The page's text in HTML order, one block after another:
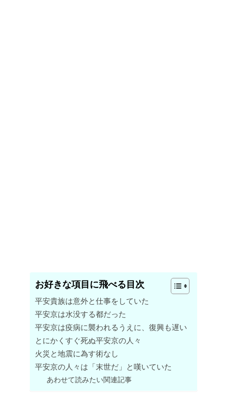
お好きな項目に飛べる目次
平安貴族は意外と仕事をしていた
平安京は水没する都だった
平安京は疫病に襲われるうえに、復興も遅い
とにかくすぐ死ぬ平安京の人々
火災と地震に為す術なし
平安京の人々は「末世だ」と嘆いていた
あわせて読みたい関連記事